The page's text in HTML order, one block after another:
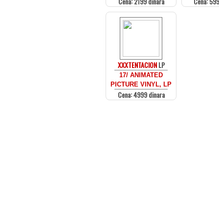
XXXTENTACIONLP
17/ ANIMATED
PICTURE VINYL, LP
Cena: 4999 dinara